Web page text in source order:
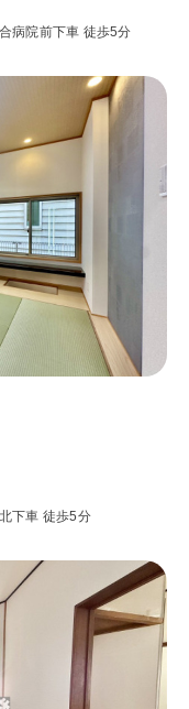
病院前下車 徒歩5分
下車 徒歩5分